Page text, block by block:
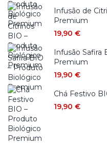
Infusão de
Premium
19,90 €
Infusão Safira
Premium
19,90 €
Chá Festivo
19,90 €